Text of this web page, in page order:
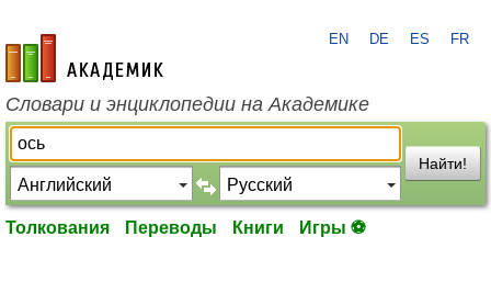
academic.ru
EN DE ES FR
Словари и энциклопедии на Академике
Найти!
Толкования Переводы Книги Игры ⚽